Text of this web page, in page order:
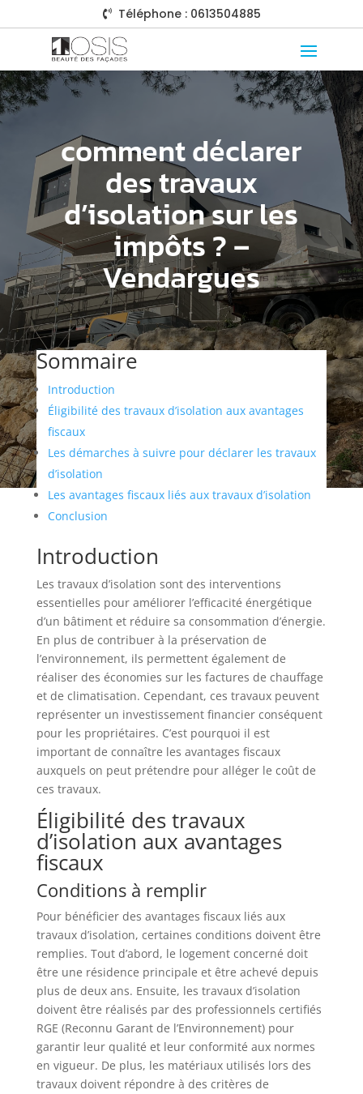
 Téléphone : 0613504885
comment déclarer
des travaux
d’isolation sur les
impôts ? –
Vendargues
Sommaire
Introduction
Éligibilité des travaux d’isolation aux avantages
fiscaux
Les démarches à suivre pour déclarer les travaux
d’isolation
Les avantages fiscaux liés aux travaux d’isolation
Conclusion
Introduction
Les travaux d’isolation sont des interventions
essentielles pour améliorer l’efficacité énergétique
d’un bâtiment et réduire sa consommation d’énergie.
En plus de contribuer à la préservation de
l’environnement, ils permettent également de
réaliser des économies sur les factures de chauffage
et de climatisation. Cependant, ces travaux peuvent
représenter un investissement financier conséquent
pour les propriétaires. C’est pourquoi il est
important de connaître les avantages fiscaux
auxquels on peut prétendre pour alléger le coût de
ces travaux.
Éligibilité des travaux
d’isolation aux avantages
fiscaux
Conditions à remplir
Pour bénéficier des avantages fiscaux liés aux
travaux d’isolation, certaines conditions doivent être
remplies. Tout d’abord, le logement concerné doit
être une résidence principale et être achevé depuis
plus de deux ans. Ensuite, les travaux d’isolation
doivent être réalisés par des professionnels certifiés
RGE (Reconnu Garant de l’Environnement) pour
garantir leur qualité et leur conformité aux normes
en vigueur. De plus, les matériaux utilisés lors des
travaux doivent répondre à des critères de